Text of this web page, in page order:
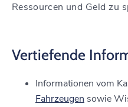
Ressourcen und Geld zu
Vertiefende
Informationen vom
Fahrzeugen sowie